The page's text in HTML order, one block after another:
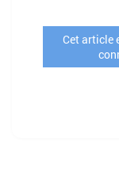
Cet article